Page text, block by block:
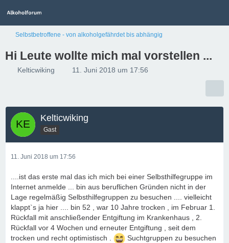
Selbstbetroffene - von alkoholgefährdet bis abhängig
Hi Leute wollte mich mal vorstellen ...
Kelticwiking 11. Juni 2018 um 17:56
Kelticwiking
Gast
11. Juni 2018 um 17:56
....ist das erste mal das ich mich bei einer Selbsthilfegruppe im
Internet anmelde ... bin aus beruflichen Gründen nicht in der
Lage regelmäßig Selbsthilfegruppen zu besuchen .... vielleicht
klappt`s ja hier .... bin 52 , war 10 Jahre trocken , im Februar 1.
Rückfall mit anschließender Entgiftung im Krankenhaus , 2.
Rückfall vor 4 Wochen und erneuter Entgiftung , seit dem
trocken und recht optimistisch .
Suchtgruppen zu besuchen